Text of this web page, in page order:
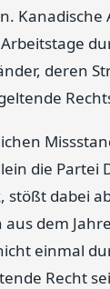
deren
die Partei
stößt dabei
dem
einmal
Recht